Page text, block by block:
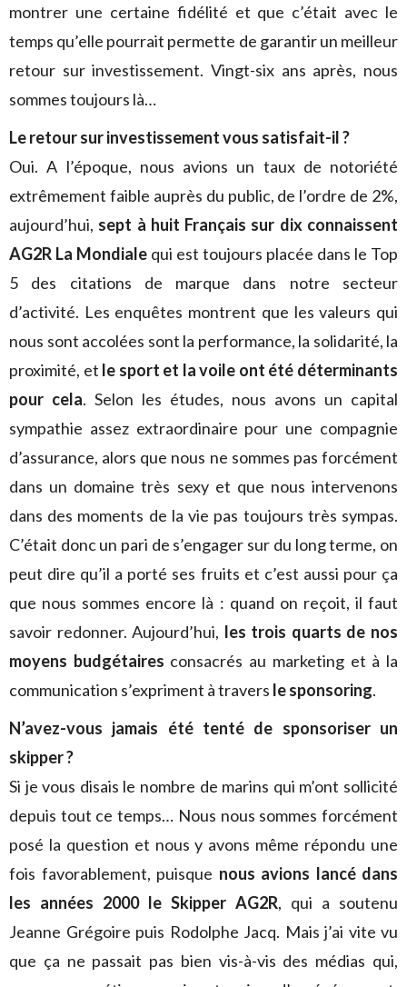
montrer une certaine fidélité et que c’était avec le
temps qu’elle pourrait permette de garantir un meilleur
retour sur investissement. Vingt-six ans après, nous
sommes toujours là…
Le retour sur investissement vous satisfait-il ?
Oui. A l’époque, nous avions un taux de notoriété
extrêmement faible auprès du public, de l’ordre de 2%,
aujourd’hui, sept à huit Français sur dix connaissent
AG2R La Mondiale qui est toujours placée dans le Top
5 des citations de marque dans notre secteur
d’activité. Les enquêtes montrent que les valeurs qui
nous sont accolées sont la performance, la solidarité, la
proximité, et le sport et la voile ont été déterminants
pour cela. Selon les études, nous avons un capital
sympathie assez extraordinaire pour une compagnie
d’assurance, alors que nous ne sommes pas forcément
dans un domaine très sexy et que nous intervenons
dans des moments de la vie pas toujours très sympas.
C’était donc un pari de s’engager sur du long terme, on
peut dire qu’il a porté ses fruits et c’est aussi pour ça
que nous sommes encore là : quand on reçoit, il faut
savoir redonner. Aujourd’hui, les trois quarts de nos
moyens budgétaires consacrés au marketing et à la
communication s’expriment à travers le sponsoring.
N’avez-vous jamais été tenté de sponsoriser un
skipper ?
Si je vous disais le nombre de marins qui m’ont sollicité
depuis tout ce temps… Nous nous sommes forcément
posé la question et nous y avons même répondu une
fois favorablement, puisque nous avions lancé dans
les années 2000 le Skipper AG2R, qui a soutenu
Jeanne Grégoire puis Rodolphe Jacq. Mais j’ai vite vu
que ça ne passait pas bien vis-à-vis des médias qui,